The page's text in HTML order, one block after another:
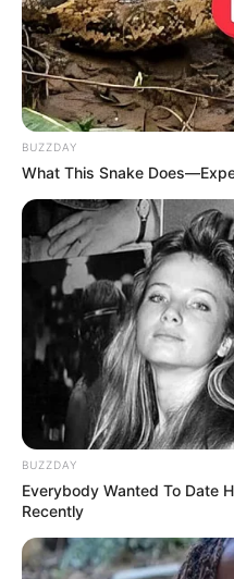
10 Desain Kanopi
Tidur, Serasa
Kamar Raja
Tampil Lebih
Hasil Renovasi
90 Tahun
BUZZDAY
What This Snake
BUZZDAY
Everybody Wanted To Date
Recently